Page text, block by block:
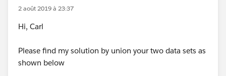
2 août 2019 à 23:37
Hi, Carl
Please find my solution by union your two data sets as
shown below